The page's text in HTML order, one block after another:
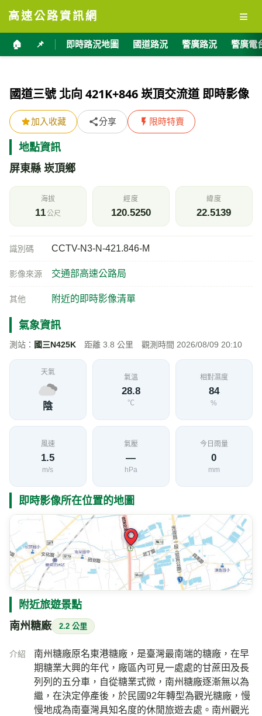
高速公路資訊網 ≡
🏠 📌 即時路況地圖 國道路況 警廣路況 警廣電
國道三號 北向 421K+846 崁頂交流道 即時影像
加入收藏 分享 限時特賣
地點資訊
屏東縣 崁頂鄉
海拔
11公尺
經度
120.5250
緯度
22.5139
識別碼 CCTV-N3-N-421.846-M
影像來源 交通部高速公路局
其他 附近的即時影像清單
氣象資訊
測站： 國三N425K 距離 3.8 公里 觀測時間 2026/08/09 20:10
天氣
陰
氣溫
28.8
℃
相對濕度
84
%
風速
1.5
m/s
氣壓
—
hPa
今日雨量
0
mm
即時影像所在位置的地圖
附近旅遊景點
南州糖廠 2.2 公里
介紹
南州糖廠原名東港糖廠，是臺灣最南端的糖廠，在早
期糖業大興的年代，廠區內可見一處處的甘蔗田及長
列列的五分車，自從糖業式微，南州糖廠逐漸無以為
繼，在決定停產後，於民國92年轉型為觀光糖廠，慢
慢地成為南臺灣具知名度的休閒旅遊去處。南州觀光